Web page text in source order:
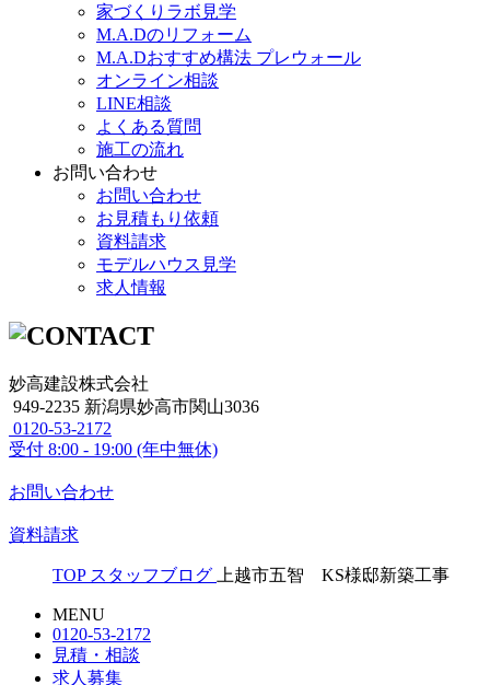
家づくりラボ見学
M.A.Dのリフォーム
M.A.Dおすすめ構法 プレウォール
オンライン相談
LINE相談
よくある質問
施工の流れ
お問い合わせ
お問い合わせ
お見積もり依頼
資料請求
モデルハウス見学
求人情報
妙高建設株式会社
949-2235 新潟県妙高市関山3036
0120-53-2172
受付 8:00 - 19:00 (年中無休)
お問い合わせ
資料請求
TOP スタッフブログ 上越市五智 KS様邸新築工事
MENU
0120-53-2172
見積・相談
求人募集